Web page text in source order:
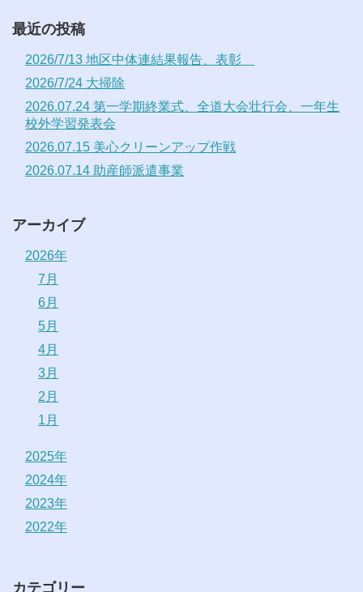
最近の投稿
2026/7/13 地区中体連結果報告、表彰
2026/7/24 大掃除
2026.07.24 第一学期終業式、全道大会壮行会、一年生
校外学習発表会
2026.07.15 美心クリーンアップ作戦
2026.07.14 助産師派遣事業
アーカイブ
2026年
7月
6月
5月
4月
3月
2月
1月
2025年
2024年
2023年
2022年
カテゴリー